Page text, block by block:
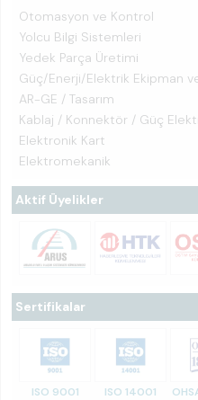
Otomasyon ve Kontrol
Yolcu Bilgi Sistemleri
Yedek Parça Üretimi
Güç/Enerji/Elektrik Ekipman
AR-GE / Tasarım
Kablaj / Konnektör / Güç
Elektronik Kart
Elektromekanik
Aktif Üyelikler
Sertifikalar
ISO 9001 ISO 14001